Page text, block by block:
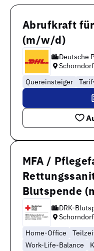
Abrufkraft
(m/w/d)
Deutsche
Schorndorf
Quereinsteiger
MFA /
Blutspende
DRK-
Schorndorf
Home-Office
Work-Life-Balance